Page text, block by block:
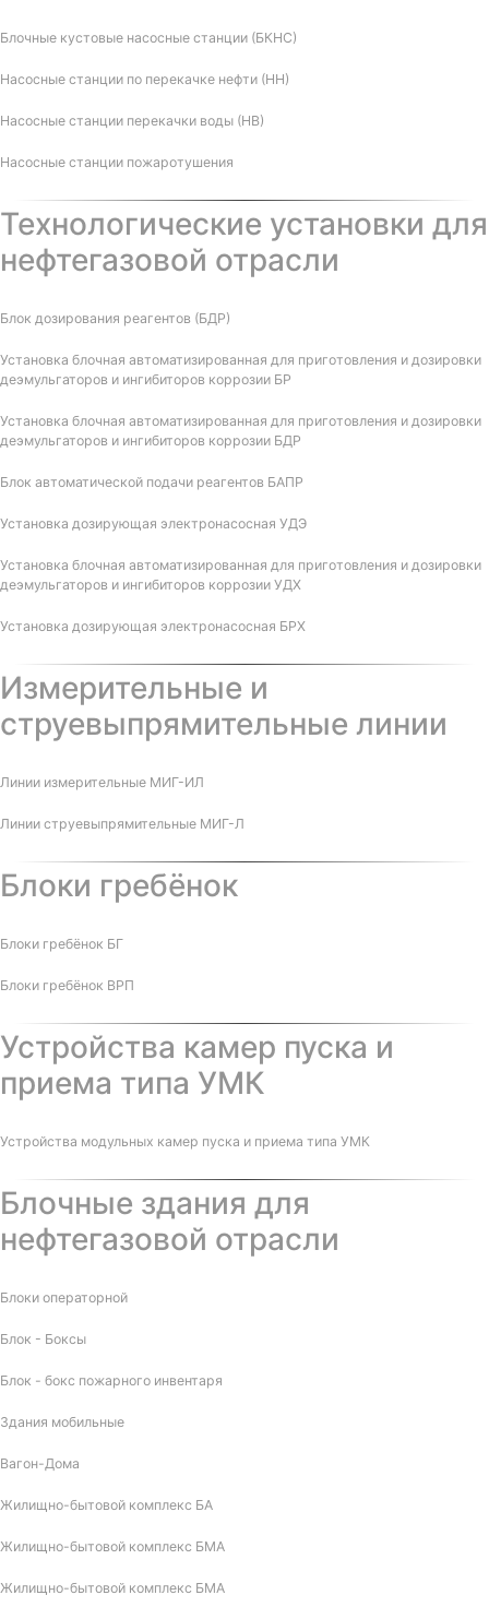
Блочные кустовые насосные станции (БКНС)
Насосные станции по перекачке нефти (НН)
Насосные станции перекачки воды (НВ)
Насосные станции пожаротушения
Технологические установки для
нефтегазовой отрасли
Блок дозирования реагентов (БДР)
Установка блочная автоматизированная для приготовления и дозировки
деэмульгаторов и ингибиторов коррозии БР
Установка блочная автоматизированная для приготовления и дозировки
деэмульгаторов и ингибиторов коррозии БДР
Блок автоматической подачи реагентов БАПР
Установка дозирующая электронасосная УДЭ
Установка блочная автоматизированная для приготовления и дозировки
деэмульгаторов и ингибиторов коррозии УДХ
Установка дозирующая электронасосная БРХ
Измерительные и
струевыпрямительные линии
Линии измерительные МИГ-ИЛ
Линии струевыпрямительные МИГ-Л
Блоки гребёнок
Блоки гребёнок БГ
Блоки гребёнок ВРП
Устройства камер пуска и
приема типа УМК
Устройства модульных камер пуска и приема типа УМК
Блочные здания для
нефтегазовой отрасли
Блоки операторной
Блок - Боксы
Блок - бокс пожарного инвентаря
Здания мобильные
Вагон-Дома
Жилищно-бытовой комплекс БА
Жилищно-бытовой комплекс БМА
Жилищно-бытовой комплекс БМА